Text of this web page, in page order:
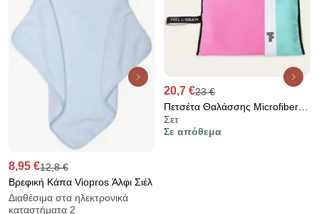
8,95 €12,8 €
Βρεφική Κάπα Viopros Άλφι Σιέλ
Διαθέσιμα στα ηλεκτρονικά
καταστήματα 2
20,7 €23 €
Πετσέτα Θαλάσσης Microfiber 2
Όψεων + Νεσεσέρ Παραλίας
(2τμχ) Feel &amp; Touch Med
Σετ
Σε απόθεμα